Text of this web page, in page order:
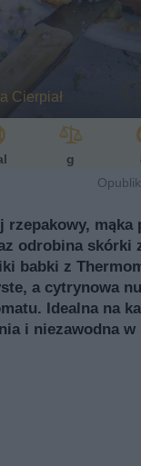
Cierpiał
g
rzepakowy, mąka
odrobina skórki
babki z
a cytrynowa
Idealna na
i niezawodna w